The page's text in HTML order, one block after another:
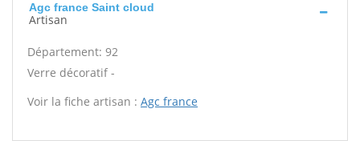
Agc france Saint cloud
Artisan
Département: 92
Verre décoratif -
Voir la fiche artisan : Agc france